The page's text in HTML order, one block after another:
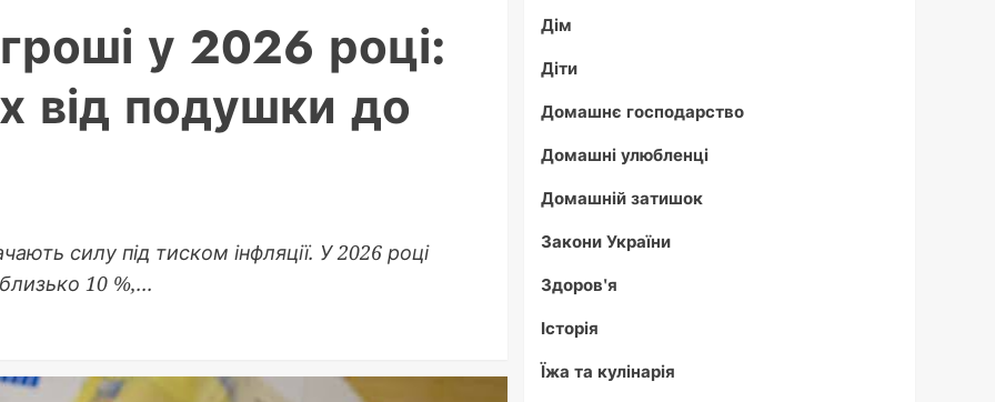
у 2026 році:
від подушки до
силу під тиском інфляції. У 2026 році
10 %,...
Дім
Діти
Домашнє господарство
Домашні улюбленці
Домашній затишок
Закони України
Здоров'я
Історія
Їжа та кулінарія